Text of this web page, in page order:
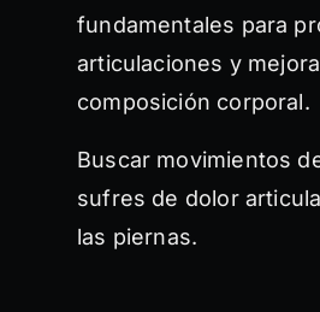
fundamentales para
articulaciones y
composición corporal.
Buscar movimientos
sufres de dolor
las piernas.